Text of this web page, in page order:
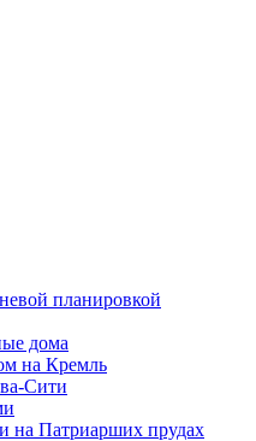
планировкой
дома
на Кремль
Сити
на Патриарших прудах